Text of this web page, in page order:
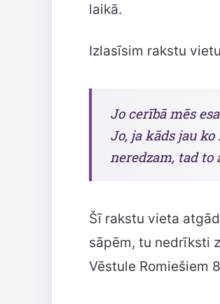
laikā.
Izlasīsim rakstu
Jo cerībā mēs
Jo, ja kāds jau
neredzam, tad to
Šī rakstu vieta
sāpēm, tu nedrīksti
Vēstule Romiešiem